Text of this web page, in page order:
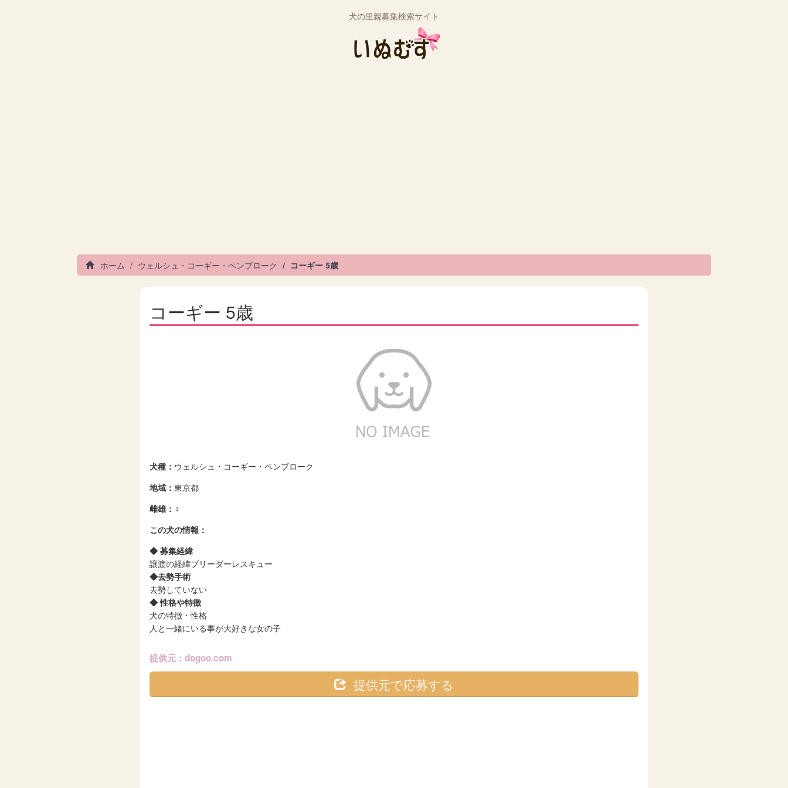
犬の里親募集検索サイト
ホーム ウェルシュ・コーギー・ペンブローク コーギー 5歳
コーギー 5歳
犬種： ウェルシュ・コーギー・ペンブローク
地域：東京都
雌雄： ♀
この犬の情報：
◆ 募集経緯
譲渡の経緯ブリーダーレスキュー
◆去勢手術
去勢していない
◆ 性格や特徴
犬の特徴・性格
人と一緒にいる事が大好きな女の子
提供元：dogoo.com
提供元で応募する